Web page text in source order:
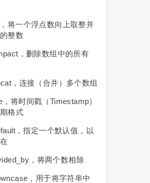
将一个浮点数向上取整并
整数
，删除数组中的所有
，连接（合并）多个数组
将时间戳（timestamp）
格式
，指定一个默认值，以
，将两个数相除
，用于将字符串中